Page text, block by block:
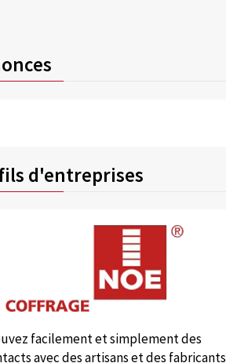
d'entreprises
facilement et simplement des
avec des artisans et des fabricants